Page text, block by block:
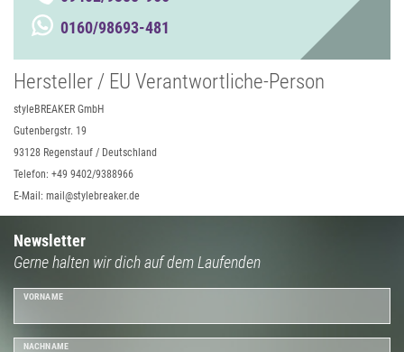
0160/98693-481
Hersteller / EU Verantwortliche-Person
styleBREAKER GmbH
Gutenbergstr. 19
93128 Regenstauf / Deutschland
Telefon: +49 9402/9388966
E-Mail: mail@stylebreaker.de
Newsletter
Gerne halten wir dich auf dem Laufenden
VORNAME
NACHNAME